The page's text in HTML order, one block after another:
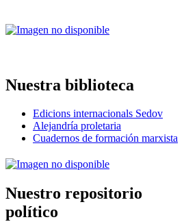
Nuestra biblioteca
Edicions internacionals Sedov
Alejandría proletaria
Cuadernos de formación marxista
Nuestro repositorio
político